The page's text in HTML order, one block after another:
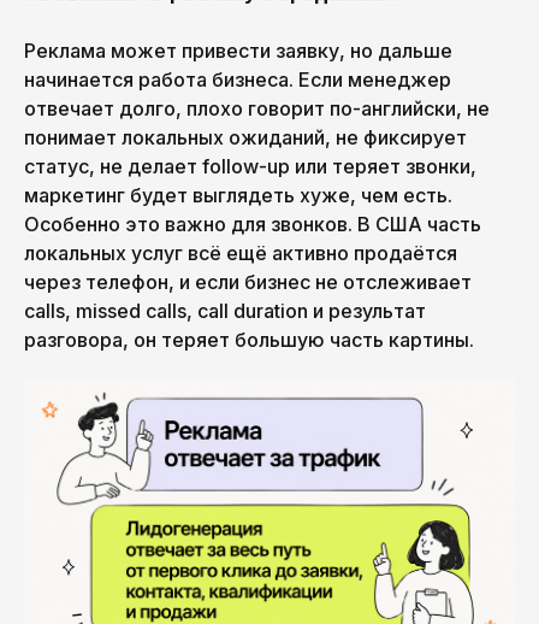
Реклама может привести заявку, но дальше
начинается работа бизнеса. Если менеджер
отвечает долго, плохо говорит по-английски, не
понимает локальных ожиданий, не фиксирует
статус, не делает follow-up или теряет звонки,
маркетинг будет выглядеть хуже, чем есть.
Особенно это важно для звонков. В США часть
локальных услуг всё ещё активно продаётся
через телефон, и если бизнес не отслеживает
calls, missed calls, call duration и результат
разговора, он теряет большую часть картины.